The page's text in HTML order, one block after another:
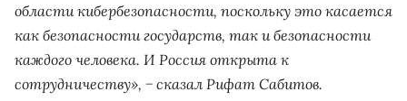
области кибербезопасности, поскольку это касается
как безопасности государств, так и безопасности
каждого человека. И Россия открыта к
сотрудничеству», − сказал Рифат Сабитов.